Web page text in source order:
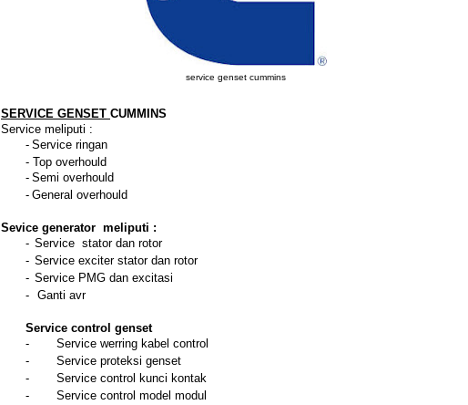
service genset cummins
SERVICE GENSET CUMMINS
Service meliputi :
- Service ringan
- Top overhould
- Semi overhould
- General overhould
Sevice generator meliputi :
- Service stator dan rotor
- Service exciter stator dan rotor
- Service PMG dan excitasi
- Ganti avr
Service control genset
-
Service werring kabel control
-
Service proteksi genset
-
Service control kunci kontak
-
Service control model modul